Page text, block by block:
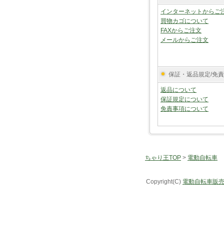
インターネットからご
買物カゴについて
FAXからご注文
メールからご注文
保証・返品規定/免
返品について
保証規定について
免責事項について
ちゃり王TOP > 電動自転車
Copyright(C) 電動自転車販